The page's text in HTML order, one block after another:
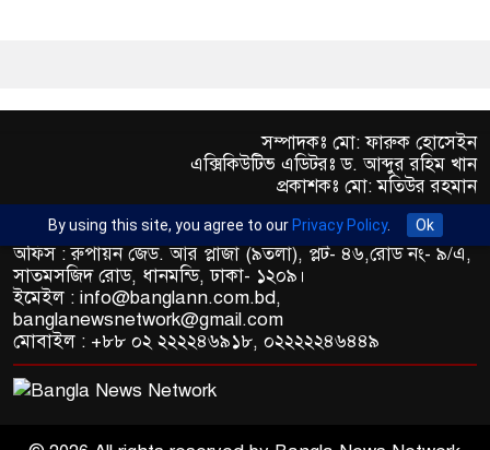
সম্পাদকঃ মো: ফারুক হোসেইন
এক্সিকিউটিভ এডিটরঃ ড. আব্দুর রহিম খান
প্রকাশকঃ মো: মতিউর রহমান
অফিস : রুপায়ন জেড. আর প্লাজা (৯তলা), প্লট- ৪৬,রোড নং- ৯/এ,
সাতমসজিদ রোড, ধানমন্ডি, ঢাকা- ১২০৯।
ইমেইল : info@banglann.com.bd,
banglanewsnetwork@gmail.com
মোবাইল : +৮৮ ০২ ২২২২৪৬৯১৮, ০২২২২২৪৬৪৪৯
By using this site, you agree to our Privacy Policy. Ok